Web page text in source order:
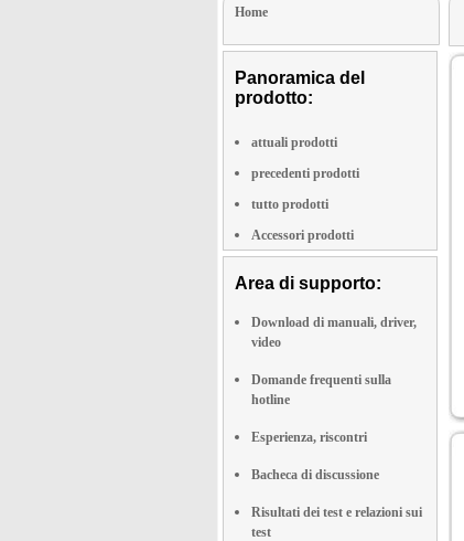
Home
Panoramica del
prodotto:
attuali prodotti
precedenti prodotti
tutto prodotti
Accessori prodotti
Area di supporto:
Download di manuali, driver,
video
Domande frequenti sulla
hotline
Esperienza, riscontri
Bacheca di discussione
Risultati dei test e relazioni sui
test